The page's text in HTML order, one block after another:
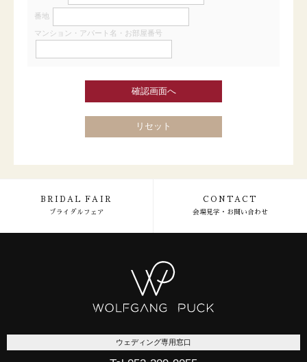
番地
マンション・アパート名・お部屋番号
確認画面へ
リセット
BRIDAL FAIR
ブライダルフェア
CONTACT
会場見学・お問い合わせ
ウェディング専用窓口